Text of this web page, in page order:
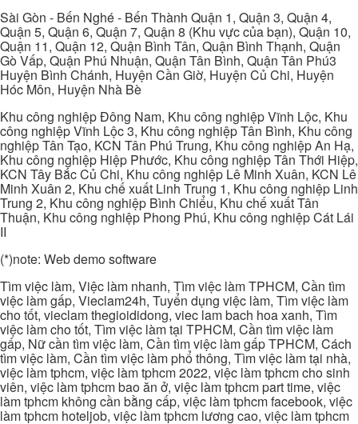
Sài Gòn - Bến Nghé - Bến Thành Quận 1, Quận 3, Quận 4,
Quận 5, Quận 6, Quận 7, Quận 8 (Khu vực của bạn), Quận 10,
Quận 11, Quận 12, Quận Bình Tân, Quận Bình Thạnh, Quận
Gò Vấp, Quận Phú Nhuận, Quận Tân Bình, Quận Tân Phú3
Huyện Bình Chánh, Huyện Cần Giờ, Huyện Củ Chi, Huyện
Hóc Môn, Huyện Nhà Bè
Khu công nghiệp Đông Nam, Khu công nghiệp Vĩnh Lộc, Khu
công nghiệp Vĩnh Lộc 3, Khu công nghiệp Tân Bình, Khu công
nghiệp Tân Tạo, KCN Tân Phú Trung, Khu công nghiệp An Hạ,
Khu công nghiệp Hiệp Phước, Khu công nghiệp Tân Thới Hiệp,
KCN Tây Bắc Củ Chi, Khu công nghiệp Lê Minh Xuân, KCN Lê
Minh Xuân 2, Khu chế xuất Linh Trung 1, Khu công nghiệp Linh
Trung 2, Khu công nghiệp Bình Chiểu, Khu chế xuất Tân
Thuận, Khu công nghiệp Phong Phú, Khu công nghiệp Cát Lái
II
(*)note: Web demo software
Tìm việc làm, Việc làm nhanh, Tìm việc làm TPHCM, Cần tìm
việc làm gấp, Vieclam24h, Tuyển dụng việc làm, Tìm việc làm
cho tốt, vieclam thegioididong, viec lam bach hoa xanh, Tìm
việc làm cho tốt, Tìm việc làm tại TPHCM, Cần tìm việc làm
gấp, Nữ cần tìm việc làm, Cần tìm việc làm gấp TPHCM, Cách
tìm việc làm, Cần tìm việc làm phổ thông, Tìm việc làm tại nhà,
việc làm tphcm, việc làm tphcm 2022, việc làm tphcm cho sinh
viên, việc làm tphcm bao ăn ở, việc làm tphcm part time, việc
làm tphcm không cần bằng cấp, việc làm tphcm facebook, việc
làm tphcm hoteljob, việc làm tphcm lương cao, việc làm tphcm